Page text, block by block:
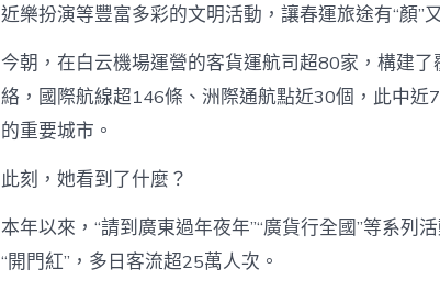
近樂扮演等豐富多彩的文明活動，讓春運旅途有“顏”
今朝，在白云機場運營的客貨運航司超80家，構建
絡，國際航線超146條、洲際通航點近30個，此中近
的重要城市。
此刻，她看到了什麼？
本年以來，“請到廣東過年夜年”“廣貨行全國”等系列
“開門紅”，多日客流超25萬人次。